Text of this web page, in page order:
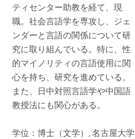
ティセンター助教を経て、現
職。社会言語学を専攻し、ジェ
ンダーと言語の関係について研
究に取り組んでいる。特に、性
的マイノリティの言語使用に関
心を持ち、研究を進めている。
また、日中対照言語学や中国語
教授法にも関心がある。
学位：博士（文学）, 名古屋大学